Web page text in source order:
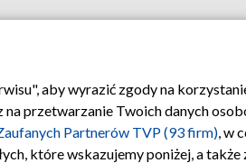
Regulamin TVP Polityka
aby wyrazić zgody na
przetwarzanie Twoich danych
Partnerów TVP (93 firm), w
które wskazujemy poniżej, a